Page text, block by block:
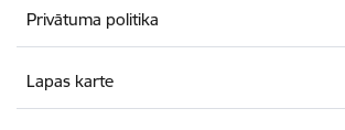
Privātuma politika
Lapas karte